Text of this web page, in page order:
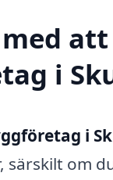
i
i
särskilt om